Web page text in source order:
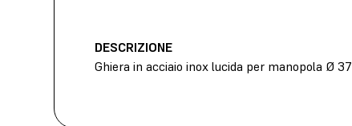
DESCRIZIONE
Ghiera in acciaio inox lucida per manopola Ø 37